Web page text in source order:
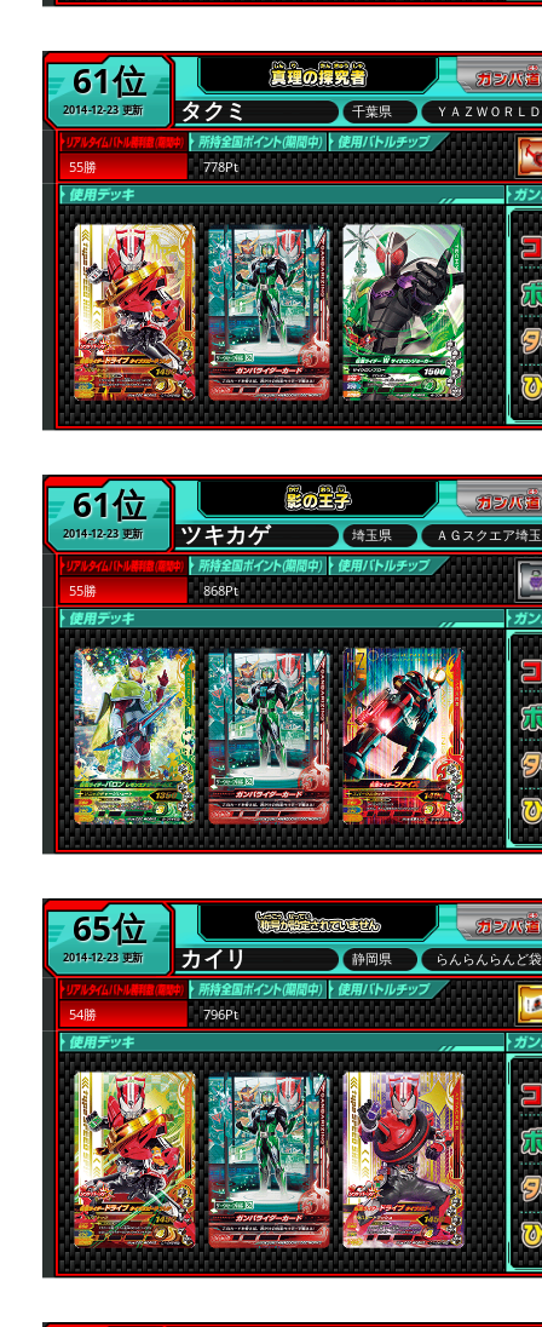
61位
2014-12-23 更新 タクミ 千葉県 ＹＡＺＷＯＲＬ
55勝 778Pt
61位
2014-12-23 更新 ツキカゲ 埼玉県 ＡＧスクエア埼
55勝 868Pt
65位
2014-12-23 更新 カイリ 静岡県 らんらんらんど
54勝 796Pt